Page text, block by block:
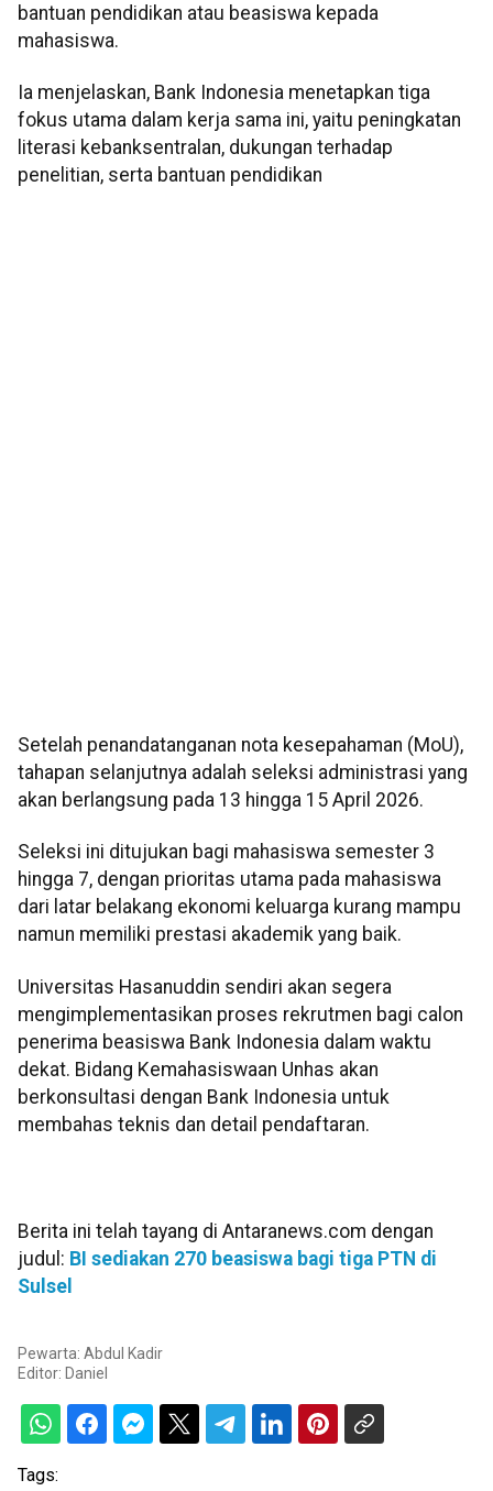
bantuan pendidikan atau beasiswa kepada
mahasiswa.
Ia menjelaskan, Bank Indonesia menetapkan tiga
fokus utama dalam kerja sama ini, yaitu peningkatan
literasi kebanksentralan, dukungan terhadap
penelitian, serta bantuan pendidikan
Setelah penandatanganan nota kesepahaman (MoU),
tahapan selanjutnya adalah seleksi administrasi yang
akan berlangsung pada 13 hingga 15 April 2026.
Seleksi ini ditujukan bagi mahasiswa semester 3
hingga 7, dengan prioritas utama pada mahasiswa
dari latar belakang ekonomi keluarga kurang mampu
namun memiliki prestasi akademik yang baik.
Universitas Hasanuddin sendiri akan segera
mengimplementasikan proses rekrutmen bagi calon
penerima beasiswa Bank Indonesia dalam waktu
dekat. Bidang Kemahasiswaan Unhas akan
berkonsultasi dengan Bank Indonesia untuk
membahas teknis dan detail pendaftaran.
Berita ini telah tayang di Antaranews.com dengan
judul: BI sediakan 270 beasiswa bagi tiga PTN di
Sulsel
Pewarta: Abdul Kadir
Editor: Daniel
Tags: